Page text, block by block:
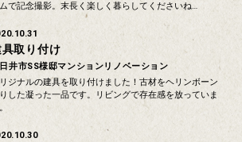
で記念撮影。末長く楽しく暮らしてくださいね…
具取り付け
井市SS様邸マンションリノベーション
ジナルの建具を取り付けました！古材をヘリンボーン
した凝った一品です。リビングで存在感を放っていま